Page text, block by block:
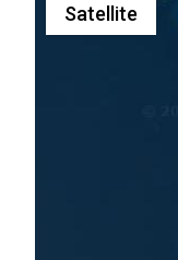
Satellite